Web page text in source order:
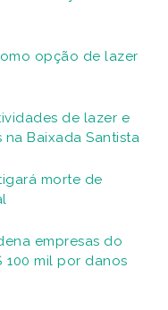
opção de lazer
de lazer e
Baixada Santista
morte de
empresas do
mil por danos